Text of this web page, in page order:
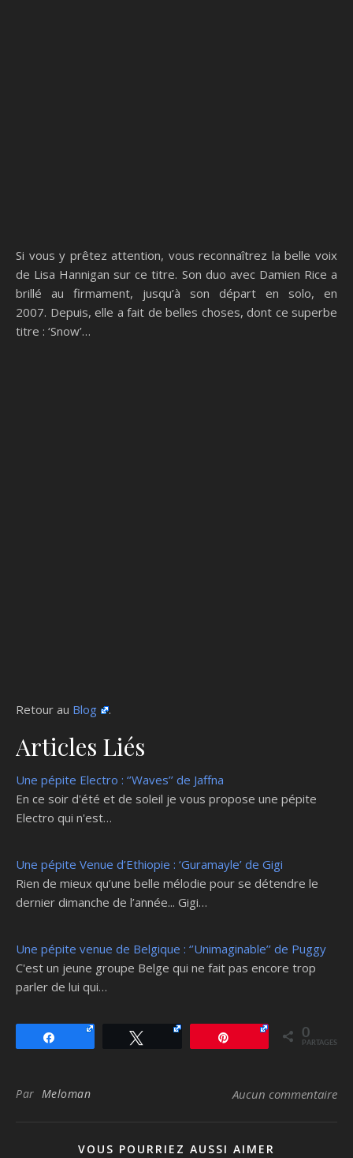
Si vous y prêtez attention, vous reconnaîtrez la belle voix
de Lisa Hannigan sur ce titre. Son duo avec Damien Rice a
brillé au firmament, jusqu’à son départ en solo, en
2007. Depuis, elle a fait de belles choses, dont ce superbe
titre : ‘Snow’…
Retour au Blog .
Articles Liés
Une pépite Electro : ‘’Waves’’ de Jaffna
En ce soir d'été et de soleil je vous propose une pépite
Electro qui n'est…
Une pépite Venue d’Ethiopie : ‘Guramayle’ de Gigi
Rien de mieux qu’une belle mélodie pour se détendre le
dernier dimanche de l’année... Gigi…
Une pépite venue de Belgique : ‘’Unimaginable’’ de Puggy
C'est un jeune groupe Belge qui ne fait pas encore trop
parler de lui qui…
0
PARTAGES
Par Meloman Aucun commentaire
VOUS POURRIEZ AUSSI AIMER